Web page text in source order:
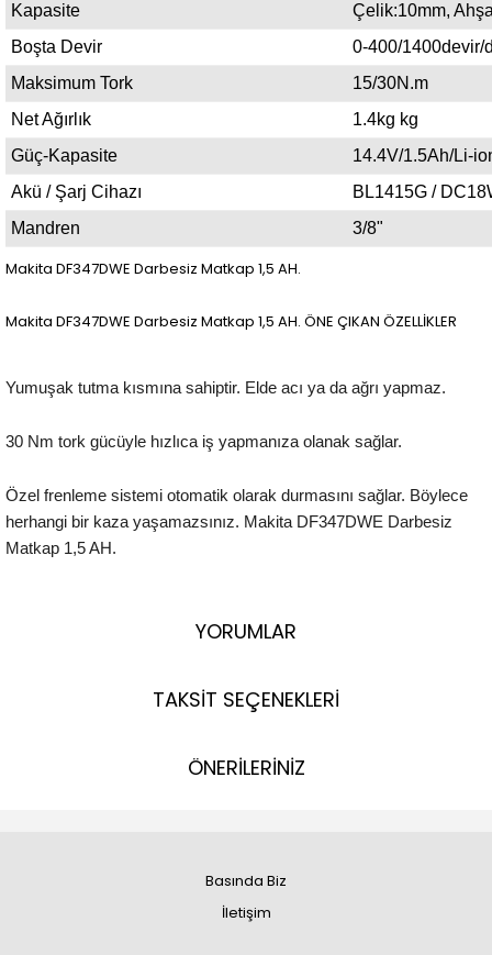
Kapasite
Çelik:10mm,
Boşta Devir
0-400/1400devir/
Maksimum Tork
15/30N.m
Net Ağırlık
1.4kg kg
Güç-Kapasite
14.4V/1.5Ah/Li-
Akü / Şarj Cihazı
BL1415G /
Mandren
3/8"
Makita DF347DWE Darbesiz Matkap 1,5 AH.
Makita DF347DWE Darbesiz Matkap 1,5 AH. ÖNE ÇIKAN ÖZELLİKLER
Yumuşak tutma kısmına sahiptir. Elde acı ya da ağrı yapmaz.
30 Nm tork gücüyle hızlıca iş yapmanıza olanak sağlar.
Özel frenleme sistemi otomatik olarak durmasını sağlar. Böylece
herhangi bir kaza yaşamazsınız. Makita DF347DWE Darbesiz
Matkap 1,5 AH.
YORUMLAR
TAKSİT SEÇENEKLERİ
ÖNERİLERİNİZ
Basında Biz
İletişim